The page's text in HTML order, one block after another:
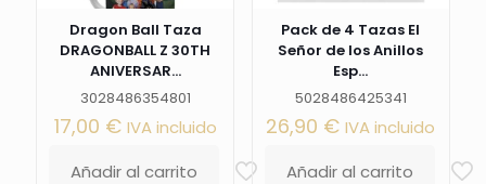
Dragon Ball Taza
DRAGONBALL Z 30TH
ANIVERSAR...
3028486354801
17,00 € IVA incluido
Añadir al carrito
Pack de 4 Tazas El
Señor de los Anillos
Esp...
5028486425341
26,90 € IVA incluido
Añadir al carrito